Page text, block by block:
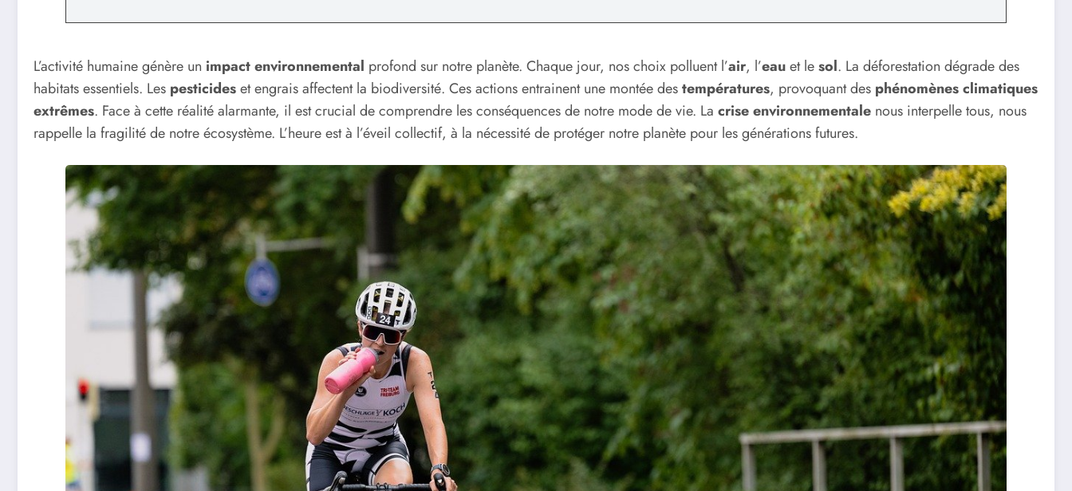
L’activité humaine génère un impact environnemental profond sur notre planète. Chaque jour, nos choix polluent l’air, l’eauet lesol. La déforestation dégrade des
habitats essentiels. Les pesticideset engrais affectent la biodiversité. Ces actions entrainent une montée destempératures, provoquant des phénomènes climatiques
extrêmes. Face à cette réalité alarmante, il est crucial de comprendre les conséquences de notre mode de vie. La crise environnementale nous interpelle tous, nous
rappelle la fragilité de notre écosystème. L’heure est à l’éveil collectif, à la nécessité de protéger notre planète pour les générations futures.